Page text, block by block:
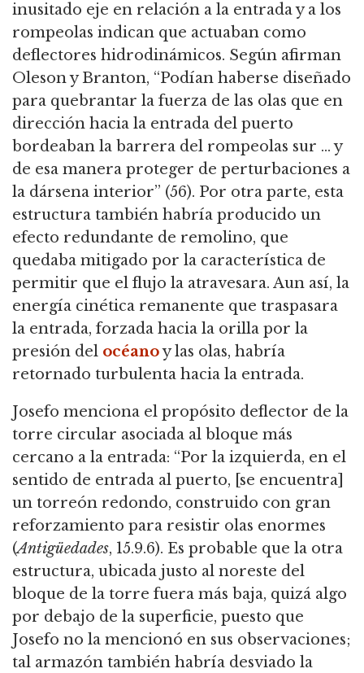
inusitado eje en relación a la entrada y a los
rompeolas indican que actuaban como
deflectores hidrodinámicos. Según afirman
Oleson y Branton, “Podían haberse diseñado
para quebrantar la fuerza de las olas que en
dirección hacia la entrada del puerto
bordeaban la barrera del rompeolas sur … y
de esa manera proteger de perturbaciones a
la dársena interior” (56). Por otra parte, esta
estructura también habría producido un
efecto redundante de remolino, que
quedaba mitigado por la característica de
permitir que el flujo la atravesara. Aun así, la
energía cinética remanente que traspasara
la entrada, forzada hacia la orilla por la
presión del océanoy las olas, habría
retornado turbulenta hacia la entrada.
Josefo menciona el propósito deflector de la
torre circular asociada al bloque más
cercano a la entrada: “Por la izquierda, en el
sentido de entrada al puerto, [se encuentra]
un torreón redondo, construido con gran
reforzamiento para resistir olas enormes
(Antigüedades, 15.9.6). Es probable que la otra
estructura, ubicada justo al noreste del
bloque de la torre fuera más baja, quizá algo
por debajo de la superficie, puesto que
Josefo no la mencionó en sus observaciones;
tal armazón también habría desviado la